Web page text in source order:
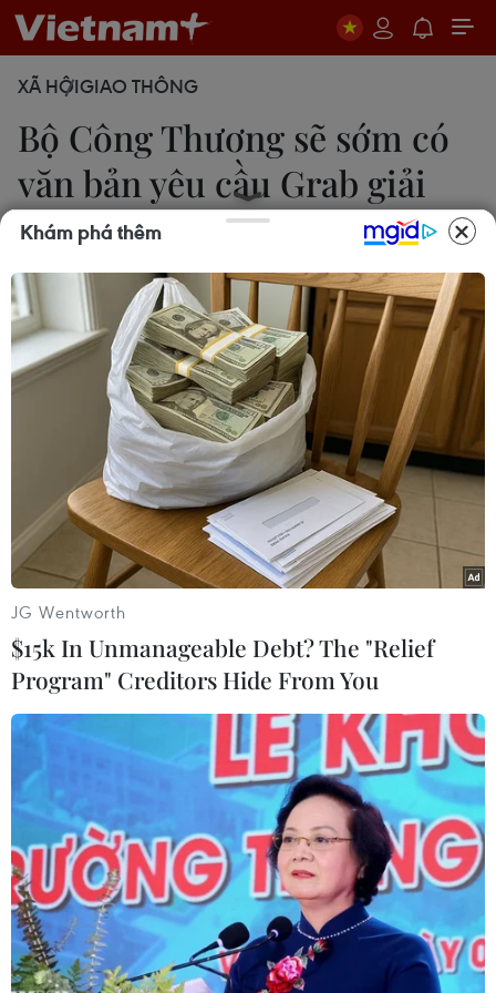
XÃ HỘIGIAO THÔNG
Bộ Công Thương sẽ sớm có
văn bản yêu cầu Grab giải
trình
Uyên Hương
11/07/2022 12:46
Trước đó, hãng gọi xe công nghệ Grab đã cập
nhật chính sách thu phụ phí thời tiết nắng nóng với
một số dịch vụ như GrabBike, GrabFood… tại địa
bàn Thành phố Hồ Chí Minh và Hà Nội.
Ứng dụng gọi xe taxi công nghệ của Grab. (Nguồn: Vietnam+)
Bộ Công Thương cho biết trước việc hãng gọi xe
công nghệ Grab cập nhật chính sách thu phụ phí
Khám phá thêm
JG Wentworth
$15k In Unmanageable Debt? The "Relief
Program" Creditors Hide From You